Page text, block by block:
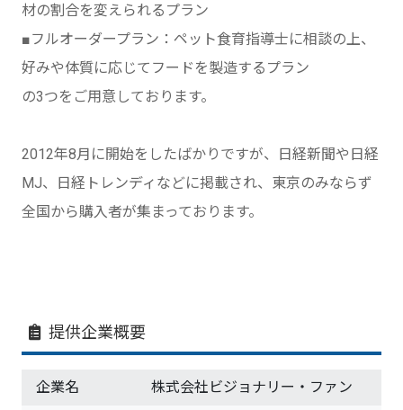
材の割合を変えられるプラン
■フルオーダープラン：ペット食育指導士に相談の上、
好みや体質に応じてフードを製造するプラン
の3つをご用意しております。
2012年8月に開始をしたばかりですが、日経新聞や日経
MJ、日経トレンディなどに掲載され、東京のみならず
全国から購入者が集まっております。
提供企業概要
企業名 株式会社ビジョナリー・ファン